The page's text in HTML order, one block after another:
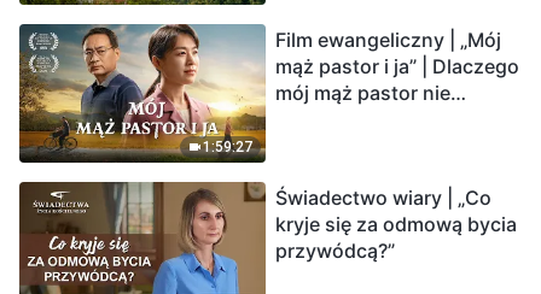
1:59:27
Film ewangeliczny | „Mój
mąż pastor i ja” | Dlaczego
mój mąż pastor nie
Świadectwo wiary | „Co
kryje się za odmową bycia
przywódcą?”